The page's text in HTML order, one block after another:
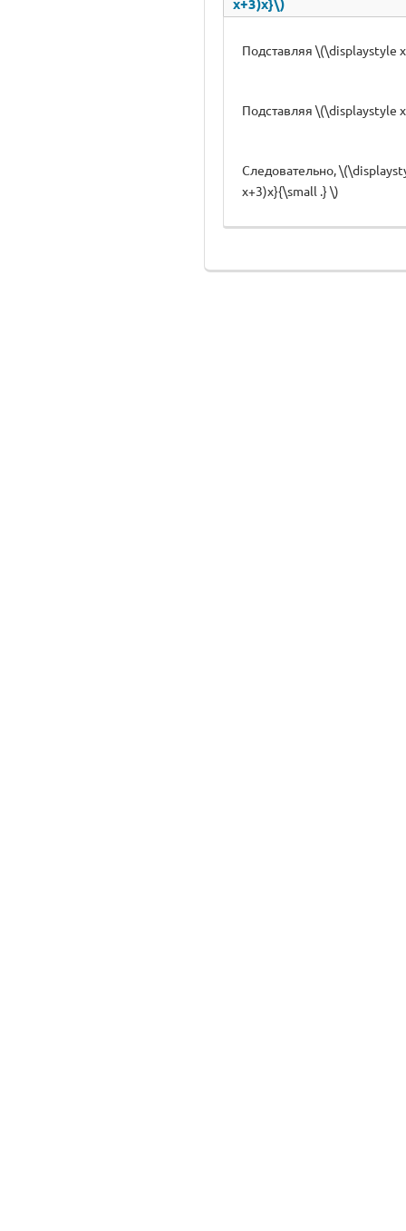
x+3)x}\)
Подставляя \(\displaystyle
Подставляя \(\displaystyle
Следовательно,
x+3)x}{\small .} \)